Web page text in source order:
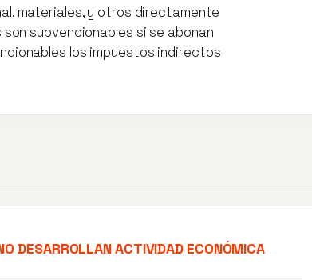
materiales, y otros directamente
subvencionables si se abonan
los impuestos indirectos
DESARROLLAN ACTIVIDAD ECONÓMICA